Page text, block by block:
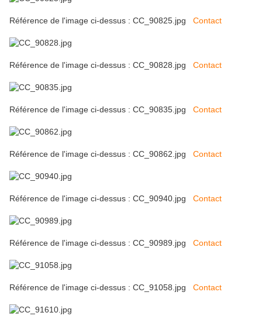
Référence de l'image ci-dessus : CC_90825.jpg Contact
Référence de l'image ci-dessus : CC_90828.jpg Contact
Référence de l'image ci-dessus : CC_90835.jpg Contact
Référence de l'image ci-dessus : CC_90862.jpg Contact
Référence de l'image ci-dessus : CC_90940.jpg Contact
Référence de l'image ci-dessus : CC_90989.jpg Contact
Référence de l'image ci-dessus : CC_91058.jpg Contact